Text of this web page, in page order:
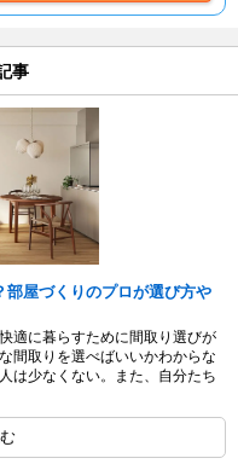
事
屋づくりのプロが選び方や
適に暮らすために間取り選びが
間取りを選べばいいかわからな
は少なくない。また、自分たち